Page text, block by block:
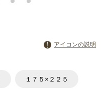
アイコンの説明
１７５×２２５